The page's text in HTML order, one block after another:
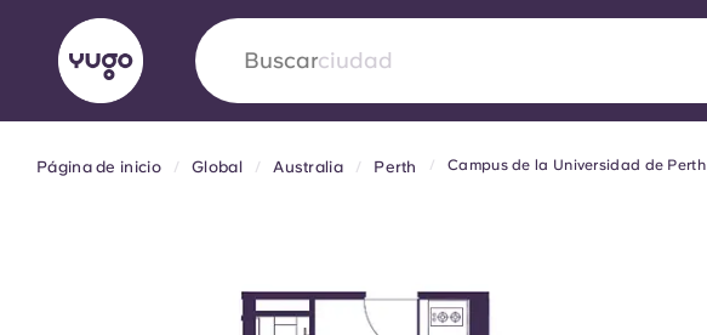
Buscarpaís
English (GB) English (US)
Página de inicio Global Australia Perth Campus de la Universidad de Perth